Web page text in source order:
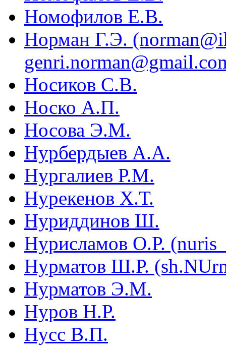
Номофилов Е.В.
Норман Г.Э.
Носиков С.В.
Носко А.П.
Носова Э.М.
Нурбердыев А.А.
Нургалиев Р.М.
Нурекенов Х.Т.
Нуриддинов Ш.
Нурисламов О.Р.
Нурматов Ш.Р.
Нурматов Э.М.
Нуров Н.Р.
Нусс В.П.